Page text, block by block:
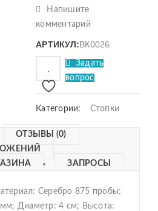
Напишите
комментарий
АРТИКУЛ:ВК0026
Задать
вопрос
Категории: Стопки
ОТЗЫВЫ (0)
ЗАПРОСЫ
Серебро 875 пробы;
Диаметр: 4 см; Высота: